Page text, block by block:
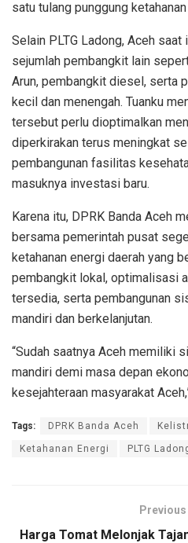
satu tulang punggung
Selain PLTG Ladong, Aceh
sejumlah pembangkit lain
Arun, pembangkit diesel, serta
kecil dan menengah. Tuanku
tersebut perlu dioptimalkan
diperkirakan terus meningkat
pembangunan fasilitas
masuknya investasi baru.
Karena itu, DPRK Banda Aceh
bersama pemerintah pusat
ketahanan energi daerah yang
pembangkit lokal, optimalisasi
tersedia, serta pembangunan
mandiri dan berkelanjutan.
“Sudah saatnya Aceh memiliki
mandiri demi masa depan
kesejahteraan masyarakat
Tags: DPRK Banda Aceh
Ketahanan Energi PLTG
Harga Tomat Melonjak